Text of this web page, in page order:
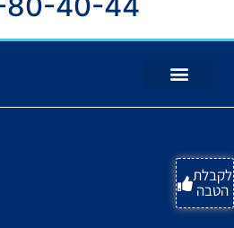
לקבלת
הטבה